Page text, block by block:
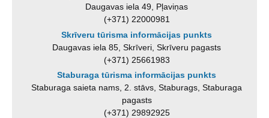
Daugavas iela 49, Pļaviņas
(+371) 22000981
Skrīveru tūrisma informācijas punkts
Daugavas iela 85, Skrīveri, Skrīveru pagasts
(+371) 25661983
Staburaga tūrisma informācijas punkts
Staburaga saieta nams, 2. stāvs, Staburags, Staburaga
pagasts
(+371) 29892925